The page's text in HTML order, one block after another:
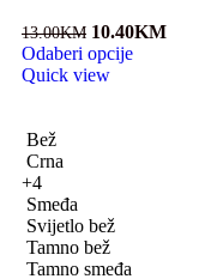
13.00KM 10.40KM
Odaberi opcije
Quick view
Bež
Crna
+4
Smeđa
Svijetlo bež
Tamno bež
Tamno smeđa